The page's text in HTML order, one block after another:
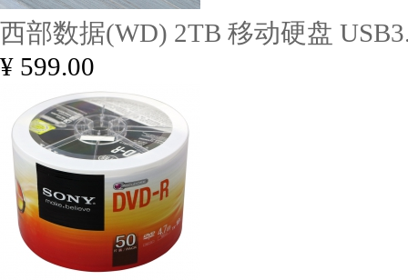
西部数据(WD) 2TB 移动硬盘
¥ 599.00